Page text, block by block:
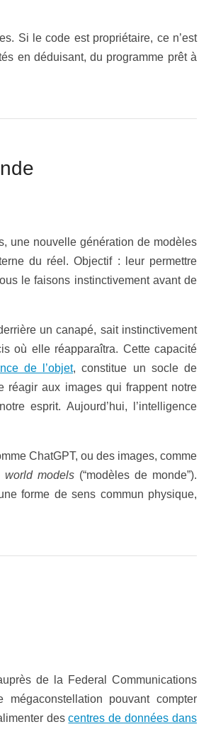
Si le code est propriétaire, ce n’est
en déduisant, du programme prêt à
une nouvelle génération de modèles
du réel. Objectif : leur permettre
le faisons instinctivement avant de
un canapé, sait instinctivement
où elle réapparaîtra. Cette capacité
de l’objet, constitue un socle de
réagir aux images qui frappent notre
esprit. Aujourd’hui, l’intelligence
ChatGPT, ou des images, comme
world models(“modèles de monde”).
forme de sens commun physique,
de la Federal Communications
pouvant compter
descentres de données dans